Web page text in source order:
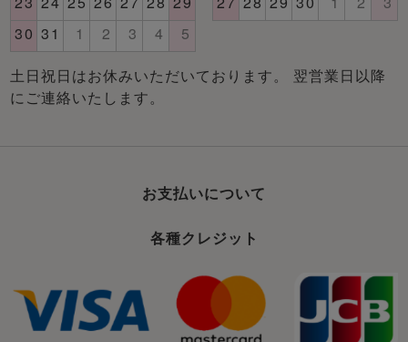
土日祝日はお休みいただいております。 翌営業日以降
にご連絡いたします。
お支払いについて
各種クレジット